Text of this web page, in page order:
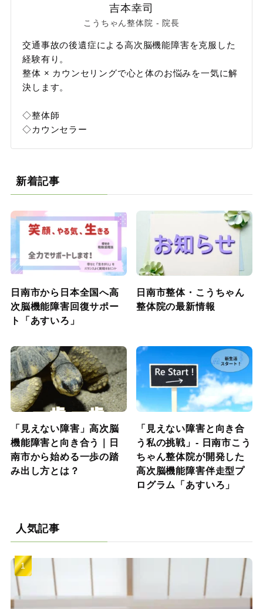
吉本幸司
こうちゃん整体院 - 院長
交通事故の後遺症による高次脳機能障害を克服した
経験有り。
整体 × カウンセリングで心と体のお悩みを一気に解
決します。
◇整体師
◇カウンセラー
新着記事
日南市から日本全国へ高
次脳機能障害回復サポー
ト「あすいろ」
日南市整体・こうちゃん
整体院の最新情報
「見えない障害」高次脳
機能障害と向き合う｜日
南市から始める一歩の踏
み出し方とは？
「見えない障害と向き合
う私の挑戦」- 日南市こう
ちゃん整体院が開発した
高次脳機能障害伴走型プ
ログラム「あすいろ」
人気記事